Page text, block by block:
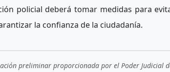
policial deberá tomar medidas para
la confianza de la ciudadanía.
preliminar proporcionada por el Poder Judicial